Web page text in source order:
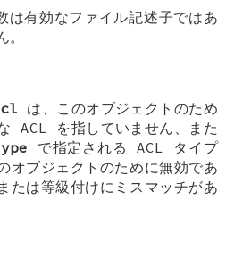
は有効なファイル記述子ではあ
は、このオブジェクトのため
ACL を指していません、また
で指定される ACL タイプ
オブジェクトのために無効であ
たは等級付けにミスマッチがあ